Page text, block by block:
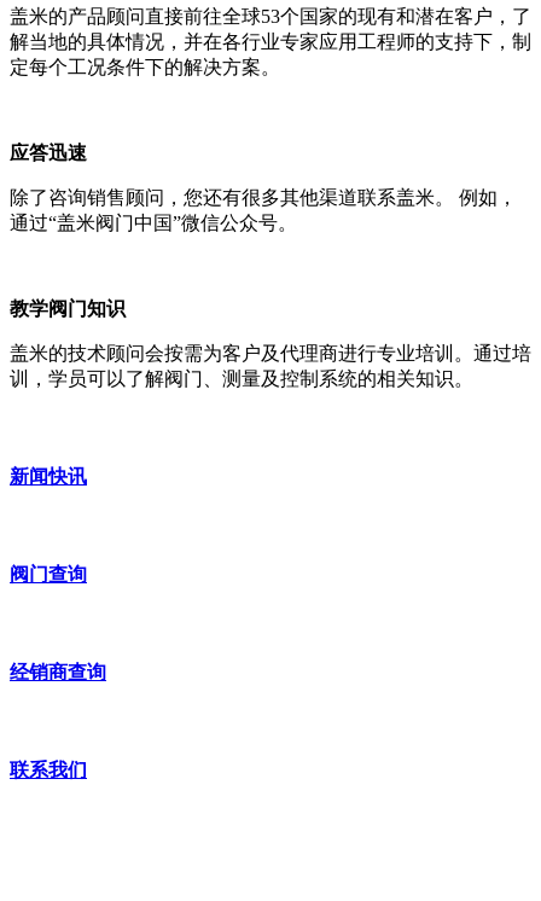
盖米的产品顾问直接前往全球53个国家的现有和潜在客户，了
解当地的具体情况，并在各行业专家应用工程师的支持下，制
定每个工况条件下的解决方案。
应答迅速
除了咨询销售顾问，您还有很多其他渠道联系盖米。 例如，
通过“盖米阀门中国”微信公众号。
教学阀门知识
盖米的技术顾问会按需为客户及代理商进行专业培训。通过培
训，学员可以了解阀门、测量及控制系统的相关知识。
新闻快讯
阀门查询
经销商查询
联系我们